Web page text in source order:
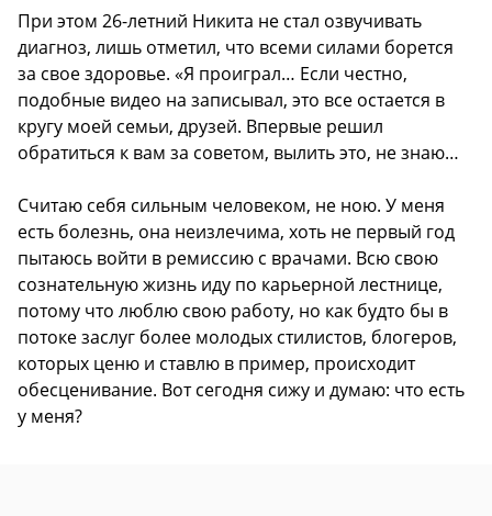
При этом 26-летний Никита не стал озвучивать
диагноз, лишь отметил, что всеми силами борется
за свое здоровье. «Я проиграл… Если честно,
подобные видео на записывал, это все остается в
кругу моей семьи, друзей. Впервые решил
обратиться к вам за советом, вылить это, не знаю…
Считаю себя сильным человеком, не ною. У меня
есть болезнь, она неизлечима, хоть не первый год
пытаюсь войти в ремиссию с врачами. Всю свою
сознательную жизнь иду по карьерной лестнице,
потому что люблю свою работу, но как будто бы в
потоке заслуг более молодых стилистов, блогеров,
которых ценю и ставлю в пример, происходит
обесценивание. Вот сегодня сижу и думаю: что есть
у меня?